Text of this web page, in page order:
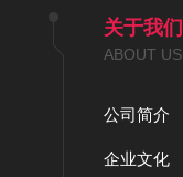
关于我们
ABOUT US
公司简介
企业文化